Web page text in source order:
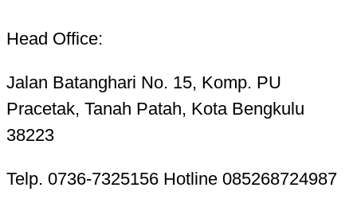
Head Office:
Jalan Batanghari No. 15, Komp. PU
Pracetak, Tanah Patah, Kota Bengkulu
38223
Telp. 0736-7325156 Hotline 085268724987